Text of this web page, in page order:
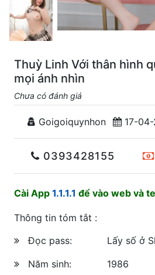
Thuỳ Linh Với thân hình
mọi ánh nhìn
Chưa có đánh giá
Goigoiquynhon 17-04-
0393428155
Cài App 1.1.1.1 để vào web và
Thông tin tóm tắt :
Đọc pass:
Lấy số ở
Năm sinh:
1986